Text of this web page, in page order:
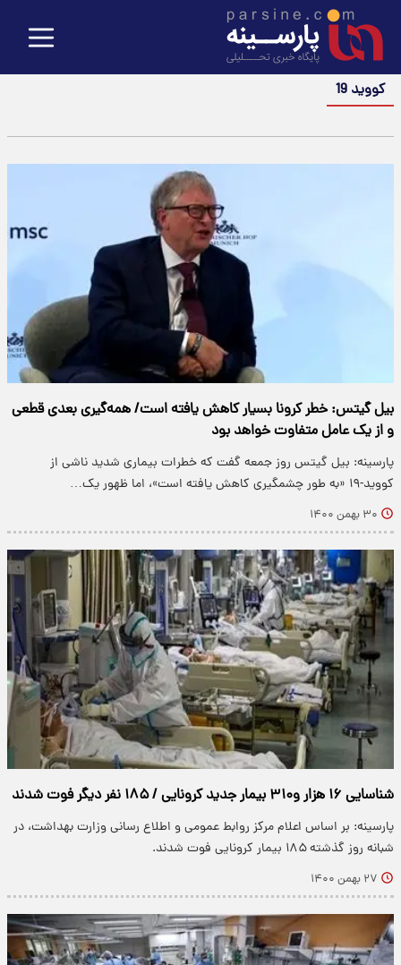
کووید 19
بیل گیتس: خطر کرونا بسیار کاهش یافته است/ همه‌گیری بعدی قطعی
و از یک عامل متفاوت خواهد بود
پارسینه: بیل گیتس روز جمعه گفت که خطرات بیماری شدید ناشی از
کووید-۱۹ «به طور چشمگیری کاهش یافته است»، اما ظهور یک…
۳۰ بهمن ۱۴۰۰
شناسایی ۱۶ هزار و۳۱۰ بیمار جدید کرونایی / ۱۸۵ نفر دیگر فوت شدند
پارسینه: بر اساس اعلام مرکز روابط عمومی و اطلاع رسانی وزارت بهداشت، در
شبانه روز گذشته ۱۸۵ بیمار کرونایی فوت شدند.
۲۷ بهمن ۱۴۰۰